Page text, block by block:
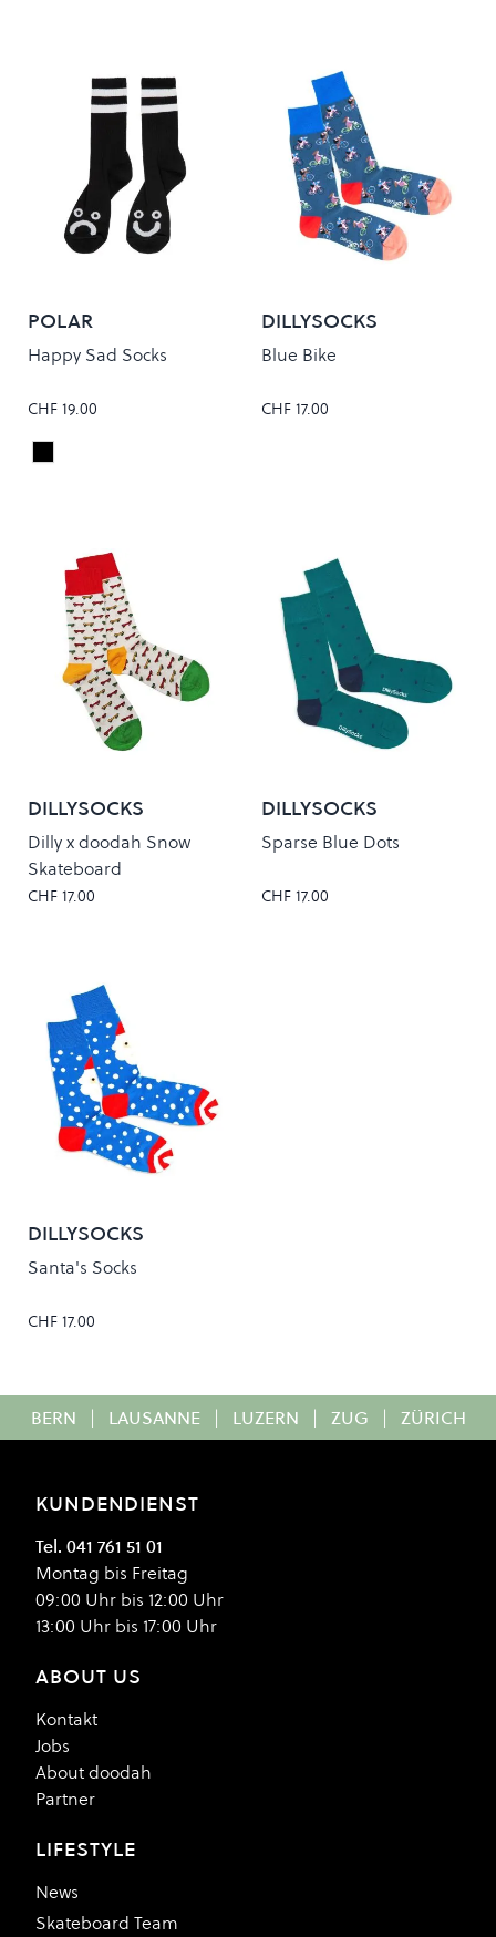
POLAR
Happy Sad Socks
CHF 19.00
Colour
Black
DILLYSOCKS
Blue Bike
CHF 17.00
DILLYSOCKS
Dilly x doodah Snow
Skateboard
CHF 17.00
DILLYSOCKS
Sparse Blue Dots
CHF 17.00
DILLYSOCKS
Santa's Socks
CHF 17.00
BERN | LAUSANNE | LUZERN | ZUG | ZÜRICH
KUNDENDIENST
Tel. 041 761 51 01
Montag bis Freitag
09:00 Uhr bis 12:00 Uhr
13:00 Uhr bis 17:00 Uhr
ABOUT US
Kontakt
Jobs
About doodah
Partner
LIFESTYLE
News
Skateboard Team